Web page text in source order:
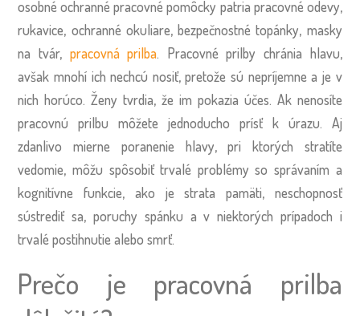
osobné ochranné pracovné pomôcky patria pracovné odevy,
rukavice, ochranné okuliare, bezpečnostné topánky, masky
na tvár, pracovná prilba. Pracovné prilby chránia hlavu,
avšak mnohí ich nechcú nosiť, pretože sú nepríjemne a je v
nich horúco. Ženy tvrdia, že im pokazia účes. Ak nenosíte
pracovnú prilbu môžete jednoducho prísť k úrazu. Aj
zdanlivo mierne poranenie hlavy, pri ktorých stratíte
vedomie, môžu spôsobiť trvalé problémy so správaním a
kognitívne funkcie, ako je strata pamäti, neschopnosť
sústrediť sa, poruchy spánku a v niektorých prípadoch i
trvalé postihnutie alebo smrť.
Prečo je pracovná prilba